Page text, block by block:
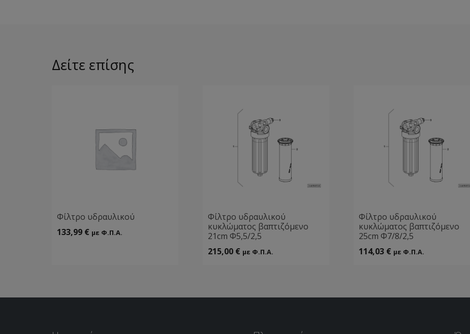
Δείτε επίσης
Φίλτρο υδραυλικού
133,99 € με Φ.Π.Α.
Φίλτρο υδραυλικού
κυκλώματος βαπτιζόμενο
21cm Φ5,5/2,5
215,00 € με Φ.Π.Α.
Φίλτρο υδραυλικού
κυκλώματος βαπτιζόμενο
25cm Φ7/8/2,5
114,03 € με Φ.Π.Α.